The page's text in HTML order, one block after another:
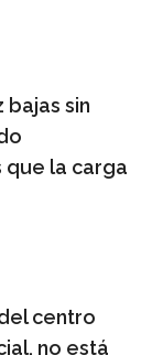
bajas sin
que la carga
centro
no está